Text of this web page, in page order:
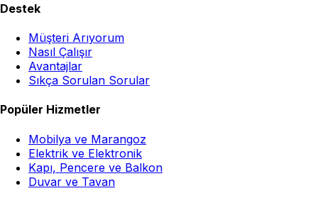
Destek
Müşteri Arıyorum
Nasıl Çalışır
Avantajlar
Sıkça Sorulan Sorular
Popüler Hizmetler
Mobilya ve Marangoz
Elektrik ve Elektronik
Kapı, Pencere ve Balkon
Duvar ve Tavan